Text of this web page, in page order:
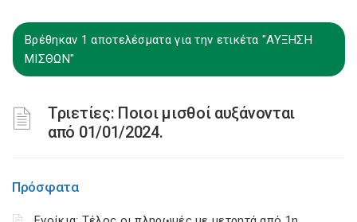
Βρέθηκαν 1 αποτελέσματα για την ετικέτα "ΑΥΞΗΣΗ
ΜΙΣΘΩΝ"
Τριετίες: Ποιοι μισθοί αυξάνονται
από 01/01/2024.
Πρόσφατα